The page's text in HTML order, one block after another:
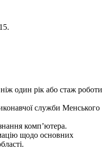
один рік або стаж роботи
служби Менського
комп’ютера.
щодо основних